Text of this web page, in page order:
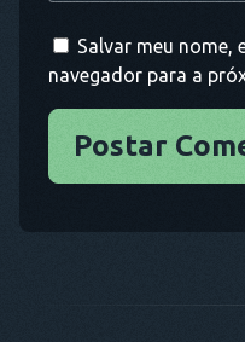
Salvar meu nome,
navegador para a
Postar